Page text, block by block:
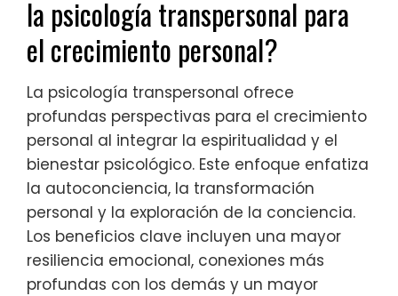
la psicología transpersonal para
el crecimiento personal?
La psicología transpersonal ofrece
profundas perspectivas para el crecimiento
personal al integrar la espiritualidad y el
bienestar psicológico. Este enfoque enfatiza
la autoconciencia, la transformación
personal y la exploración de la conciencia.
Los beneficios clave incluyen una mayor
resiliencia emocional, conexiones más
profundas con los demás y un mayor